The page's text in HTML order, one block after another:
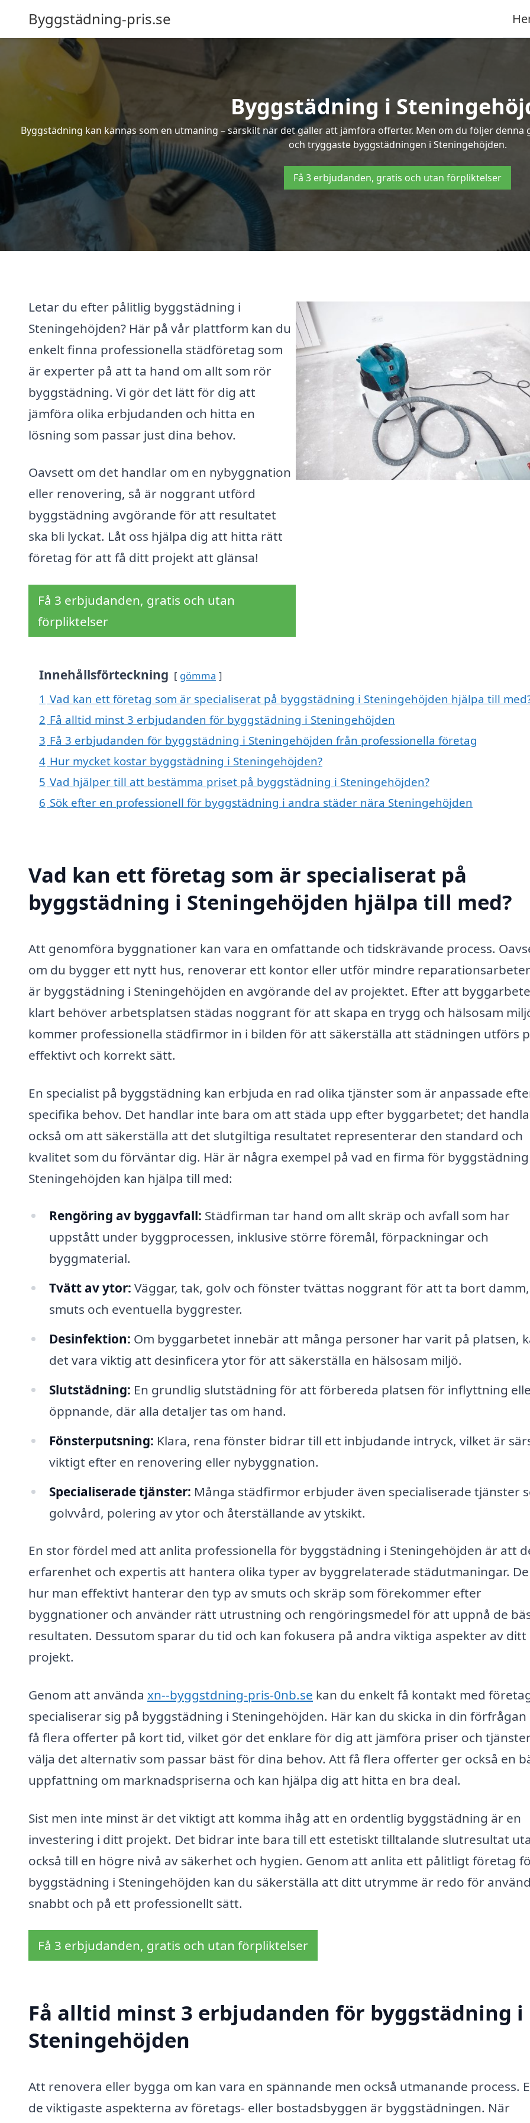
Byggstädning-pris.se
Byggstädning i
Byggstädning kan kännas som en utmaning – särskilt när det gäller att jämföra offerter. Men om du följer
och tryggaste byggstädningen i Steningehöjden.
Få 3 erbjudanden, gratis och utan förpliktelser
Letar du efter pålitlig byggstädning i
Steningehöjden? Här på vår plattform kan du
enkelt finna professionella städföretag som
är experter på att ta hand om allt som rör
byggstädning. Vi gör det lätt för dig att
jämföra olika erbjudanden och hitta en
lösning som passar just dina behov.
Oavsett om det handlar om en nybyggnation
eller renovering, så är noggrant utförd
byggstädning avgörande för att resultatet
ska bli lyckat. Låt oss hjälpa dig att hitta rätt
företag för att få ditt projekt att glänsa!
Få 3 erbjudanden, gratis och utan
förpliktelser
Innehållsförteckning gömma
1 Vad kan ett företag som är specialiserat på byggstädning i Steningehöjden hjälpa till
2 Få alltid minst 3 erbjudanden för byggstädning i Steningehöjden
3 Få 3 erbjudanden för byggstädning i Steningehöjden från professionella företag
4 Hur mycket kostar byggstädning i Steningehöjden?
5 Vad hjälper till att bestämma priset på byggstädning i Steningehöjden?
6 Sök efter en professionell för byggstädning i andra städer nära Steningehöjden
Vad kan ett företag som är specialiserat på
byggstädning i Steningehöjden hjälpa till med?
Att genomföra byggnationer kan vara en omfattande och tidskrävande process.
om du bygger ett nytt hus, renoverar ett kontor eller utför mindre
är byggstädning i Steningehöjden en avgörande del av projektet. Efter att
klart behöver arbetsplatsen städas noggrant för att skapa en trygg och hälsosam
kommer professionella städfirmor in i bilden för att säkerställa att städningen utförs
effektivt och korrekt sätt.
En specialist på byggstädning kan erbjuda en rad olika tjänster som är anpassade
specifika behov. Det handlar inte bara om att städa upp efter byggarbetet; det
också om att säkerställa att det slutgiltiga resultatet representerar den standard och
kvalitet som du förväntar dig. Här är några exempel på vad en firma för
Steningehöjden kan hjälpa till med:
Rengöring av byggavfall: Städfirman tar hand om allt skräp och avfall som har
uppstått under byggprocessen, inklusive större föremål, förpackningar och
byggmaterial.
Tvätt av ytor: Väggar, tak, golv och fönster tvättas noggrant för att ta bort damm,
smuts och eventuella byggrester.
Desinfektion: Om byggarbetet innebär att många personer har varit på platsen,
det vara viktig att desinficera ytor för att säkerställa en hälsosam miljö.
Slutstädning: En grundlig slutstädning för att förbereda platsen för inflyttning
öppnande, där alla detaljer tas om hand.
Fönsterputsning: Klara, rena fönster bidrar till ett inbjudande intryck, vilket är
viktigt efter en renovering eller nybyggnation.
Specialiserade tjänster: Många städfirmor erbjuder även specialiserade tjänster
golvvård, polering av ytor och återställande av ytskikt.
En stor fördel med att anlita professionella för byggstädning i Steningehöjden är att
erfarenhet och expertis att hantera olika typer av byggrelaterade städutmaningar.
hur man effektivt hanterar den typ av smuts och skräp som förekommer efter
byggnationer och använder rätt utrustning och rengöringsmedel för att uppnå de
resultaten. Dessutom sparar du tid och kan fokusera på andra viktiga aspekter av ditt
projekt.
Genom att använda xn--byggstdning-pris-0nb.se kan du enkelt få kontakt med
specialiserar sig på byggstädning i Steningehöjden. Här kan du skicka in din förfrågan
få flera offerter på kort tid, vilket gör det enklare för dig att jämföra priser och
välja det alternativ som passar bäst för dina behov. Att få flera offerter ger också en
uppfattning om marknadspriserna och kan hjälpa dig att hitta en bra deal.
Sist men inte minst är det viktigt att komma ihåg att en ordentlig byggstädning är en
investering i ditt projekt. Det bidrar inte bara till ett estetiskt tilltalande slutresultat
också till en högre nivå av säkerhet och hygien. Genom att anlita ett pålitligt företag
byggstädning i Steningehöjden kan du säkerställa att ditt utrymme är redo för
snabbt och på ett professionellt sätt.
Få 3 erbjudanden, gratis och utan förpliktelser
Få alltid minst 3 erbjudanden för byggstädning i
Steningehöjden
Att renovera eller bygga om kan vara en spännande men också utmanande process.
de viktigaste aspekterna av företags- eller bostadsbyggen är byggstädningen. När